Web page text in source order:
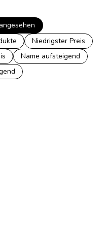
Niedrigster Preis
Name aufsteigend